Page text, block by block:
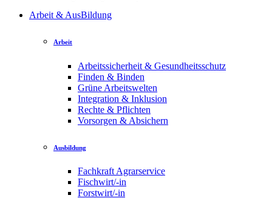
Arbeit & AusBildung
Arbeit
Arbeitssicherheit & Gesundheitsschutz
Finden & Binden
Grüne Arbeitswelten
Integration & Inklusion
Rechte & Pflichten
Vorsorgen & Absichern
Ausbildung
Fachkraft Agrarservice
Fischwirt/-in
Forstwirt/-in